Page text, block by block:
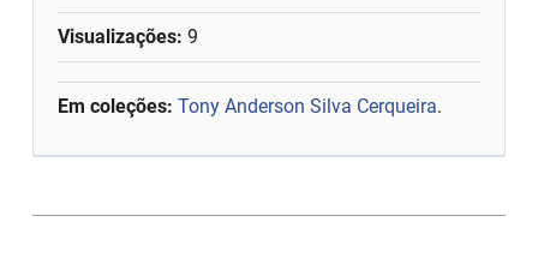
Visualizações: 9
Em coleções: Tony Anderson Silva Cerqueira.